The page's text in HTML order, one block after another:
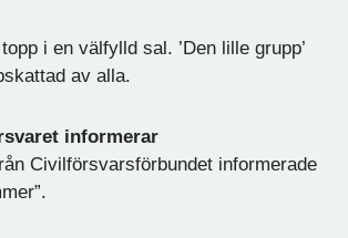
i en välfylld sal. ’Den lille grupp’
av alla.
informerar
Civilförsvarsförbundet informerade